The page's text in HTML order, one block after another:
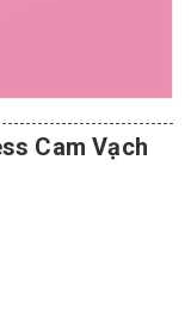
Cam Vạch